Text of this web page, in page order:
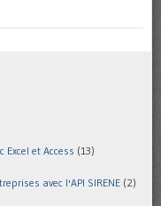
et Access (13)
avec l'API SIRENE (2)